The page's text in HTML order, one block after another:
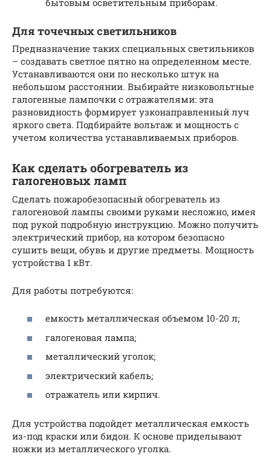
Для точечных светильников
Предназначение таких специальных светильников
– создавать светлое пятно на определенном месте.
Устанавливаются они по несколько штук на
небольшом расстоянии. Выбирайте низковольтные
галогенные лампочки с отражателями: эта
разновидность формирует узконаправленный луч
яркого света. Подбирайте вольтаж и мощность с
учетом количества устанавливаемых приборов.
Как сделать обогреватель из
галогеновых ламп
Сделать пожаробезопасный обогреватель из
галогеновой лампы своими руками несложно, имея
под рукой подробную инструкцию. Можно получить
электрический прибор, на котором безопасно
сушить вещи, обувь и другие предметы. Мощность
устройства 1 кВт.
Для работы потребуются:
емкость металлическая объемом 10-20 л;
галогеновая лампа;
металлический уголок;
электрический кабель;
отражатель или кирпич.
Для устройства подойдет металлическая емкость
из-под краски или бидон. К основе приделывают
ножки из металлического уголка.